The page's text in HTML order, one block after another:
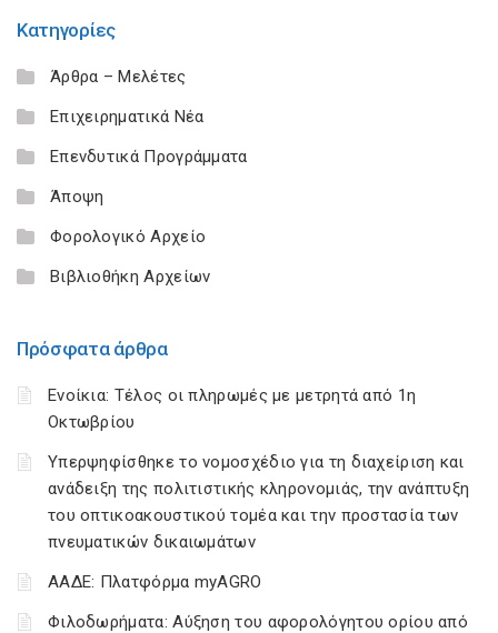
Κατηγορίες
Άρθρα – Μελέτες
Επιχειρηματικά Νέα
Επενδυτικά Προγράμματα
Άποψη
Φορολογικό Αρχείο
Βιβλιοθήκη Αρχείων
Πρόσφατα άρθρα
Ενοίκια: Τέλος οι πληρωμές με μετρητά από 1η
Οκτωβρίου
Υπερψηφίσθηκε το νομοσχέδιο για τη διαχείριση και
ανάδειξη της πολιτιστικής κληρονομιάς, την ανάπτυξη
του οπτικοακουστικού τομέα και την προστασία των
πνευματικών δικαιωμάτων
ΑΑΔΕ: Πλατφόρμα myAGRO
Φιλοδωρήματα: Αύξηση του αφορολόγητου ορίου από